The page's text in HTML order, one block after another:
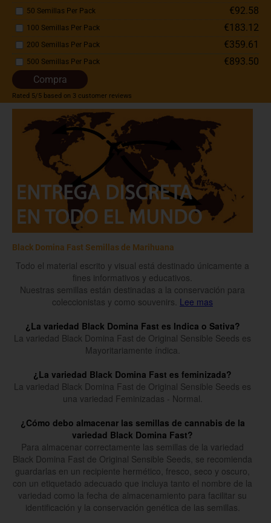
50 Semillas Per Pack €92.58
100 Semillas Per Pack €183.12
200 Semillas Per Pack €359.61
500 Semillas Per Pack
€893.50
Compra
Rated 5/5 based on 3 customer reviews
Black Domina Fast Semillas de Marihuana
Todo el material escrito y visual está destinado únicamente a
fines informativos y educativos.
Nuestras semillas están destinadas a la conservación para
coleccionistas y como souvenirs. Lee mas
¿La variedad Black Domina Fast es Indica o Sativa?
La variedad Black Domina Fast de Original Sensible Seeds es
Mayoritariamente índica.
¿La variedad Black Domina Fast es feminizada?
La variedad Black Domina Fast de Original Sensible Seeds es
una variedad Feminizadas - Normal.
¿Cómo debo almacenar las semillas de cannabis de la
variedad Black Domina Fast?
Para almacenar correctamente las semillas de la variedad
Black Domina Fast de Original Sensible Seeds, se recomienda
guardarlas en un recipiente hermético, fresco, seco y oscuro,
con un etiquetado adecuado que incluya tanto el nombre de la
variedad como la fecha de almacenamiento para facilitar su
identificación y la conservación genética de las semillas.